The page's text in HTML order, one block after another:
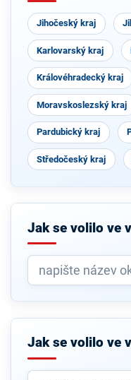
Jihočeský kraj
Karlovarský kraj
Královéhradecký kraj
Moravskoslezský kraj
Pardubický kraj
Středočeský kraj
Jak se volilo ve
Jak se volilo ve